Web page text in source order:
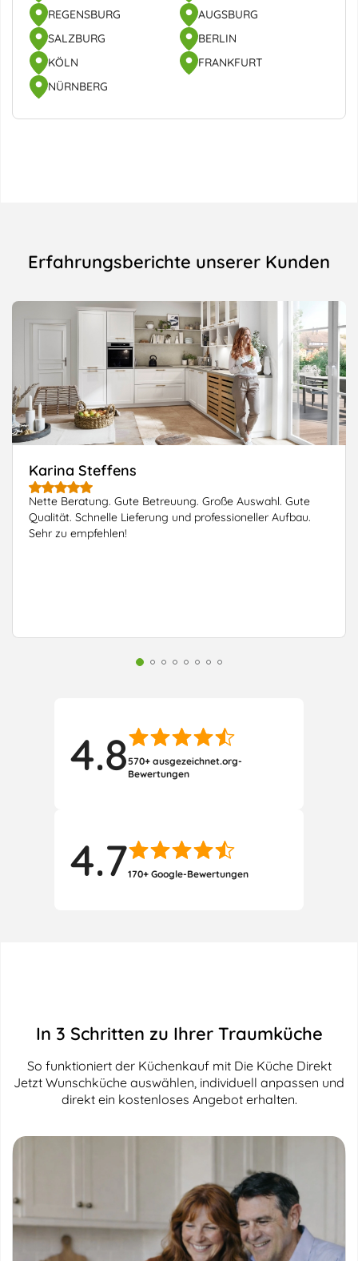
REGENSBURG
AUGSBURG
SALZBURG
BERLIN
KÖLN
FRANKFURT
NÜRNBERG
Erfahrungsberichte unserer Kunden
Karina Steffens
Nette Beratung. Gute Betreuung. Große Auswahl. Gute
Qualität. Schnelle Lieferung und professioneller Aufbau.
Sehr zu empfehlen!
4.8570+ ausgezeichnet.org-
Bewertungen
4.7170+ Google-Bewertungen
In 3 Schritten zu Ihrer Traumküche
So funktioniert der Küchenkauf mit Die Küche Direkt
Jetzt Wunschküche auswählen, individuell anpassen und
direkt ein kostenloses Angebot erhalten.